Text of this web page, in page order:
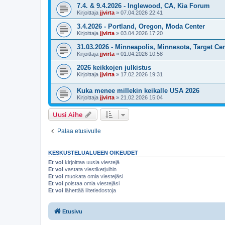
7.4. & 9.4.2026 - Inglewood, CA, Kia Forum
Kirjoittaja jjvirta » 07.04.2026 22:41
3.4.2026 - Portland, Oregon, Moda Center
Kirjoittaja jjvirta » 03.04.2026 17:20
31.03.2026 - Minneapolis, Minnesota, Target
Kirjoittaja jjvirta » 01.04.2026 10:58
2026 keikkojen julkistus
Kirjoittaja jjvirta » 17.02.2026 19:31
Kuka menee millekin keikalle USA 2026
Kirjoittaja jjvirta » 21.02.2026 15:04
Uusi Aihe
Palaa etusivulle
KESKUSTELUALUEEN OIKEUDET
Et voi kirjoittaa uusia viestejä
Et voi vastata viestiketjuihin
Et voi muokata omia viestejäsi
Et voi poistaa omia viestejäsi
Et voi lähettää liitetiedostoja
Etusivu